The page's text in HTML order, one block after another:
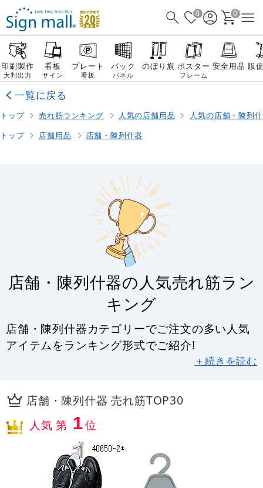
0 0
印刷製作
大判出力
看板
サイン
プレート
看板
バック
パネル
のぼり旗 ポスター
フレーム
安全用品 販
一覧に戻る
トップ 売れ筋ランキング 人気の店舗用品
人気の店舗・陳列
トップ
店舗用品 店舗・陳列什器
店舗・陳列什器の人気売れ筋ラン
キング
店舗・陳列什器カテゴリーでご注文の多い人気
アイテムをランキング形式でご紹介!
＋続きを読む
店舗・陳列什器 売れ筋TOP30
人気 第 1位